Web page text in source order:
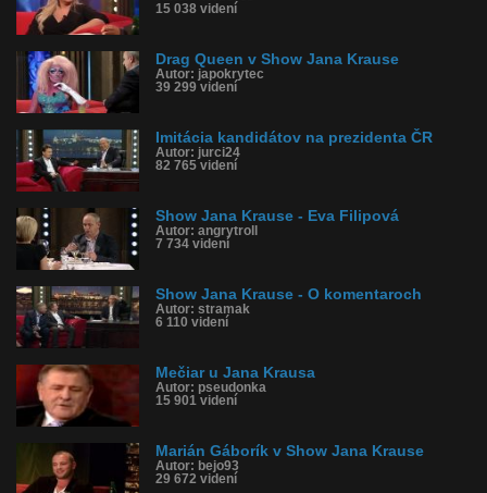
15 038 videní
Drag Queen v Show Jana Krause
Autor: japokrytec
39 299 videní
Imitácia kandidátov na prezidenta ČR
Autor: jurci24
82 765 videní
Show Jana Krause - Eva Filipová
Autor: angrytroll
7 734 videní
Show Jana Krause - O komentaroch
Autor: stramak
6 110 videní
Mečiar u Jana Krausa
Autor: pseudonka
15 901 videní
Marián Gáborík v Show Jana Krause
Autor: bejo93
29 672 videní